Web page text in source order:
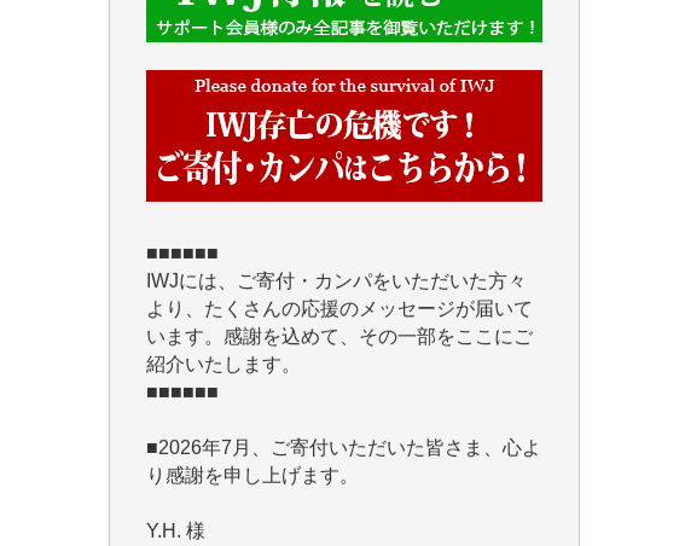
■■■■■■
より、たくさんの応援のメッセージが届いて
います。感謝を込めて、その一部をここにご
紹介いたします。
■■■■■■
■2026年7月、ご寄付いただいた皆さま、心よ
Y.H. 様
Y,M. 様